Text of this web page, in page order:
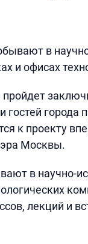
в
и офисах
гостей
к проекту
Москвы.
в научно-
лекций и